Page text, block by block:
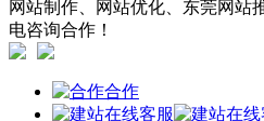
网站制作、网站优化、东莞网站
电咨询合作！
合作